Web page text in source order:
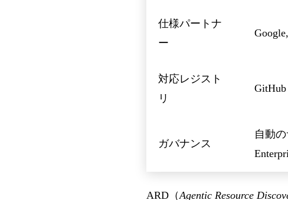
仕様パートナ
ー
対応レジスト
リ
ガバナンス
自動
ARD（Agentic Resource